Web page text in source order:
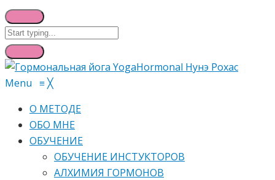
Menu ≡╳
О МЕТОДЕ
ОБО МНЕ
ОБУЧЕНИЕ
ОБУЧЕНИЕ ИНСТУКТОРОВ
АЛХИМИЯ ГОРМОНОВ